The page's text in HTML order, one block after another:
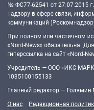
№ ФС77-62541 от 27.07.2015
надзору в сфере связи,
коммуникаций
При полном или частичном
«Nord-News» обязательна.
гиперссылка на сайт «Nord-
Учредитель — ООО «ИКС-
1035100155133
Главный редактор — Голямин
О нас
Редакционная